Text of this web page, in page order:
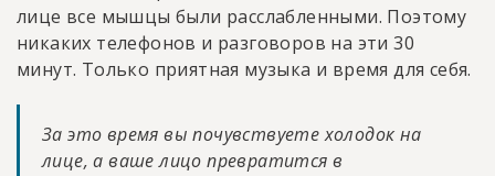
лице все мышцы были расслабленными. Поэтому
никаких телефонов и разговоров на эти 30
минут. Только приятная музыка и время для себя.
За это время вы почувствуете холодок на
лице, а ваше лицо превратится в